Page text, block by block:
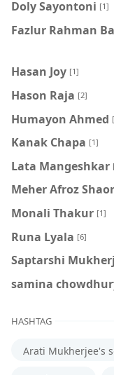
Doly Sayontoni [1]
Fazlur Rahman
Hasan Joy [1]
Hason Raja [2]
Humayon Ahmed
Kanak Chapa [1]
Lata Mangeshkar
Meher Afroz
Monali Thakur [1]
Runa Lyala [6]
Saptarshi
samina
HASHTAG
Arati Mukherjee's